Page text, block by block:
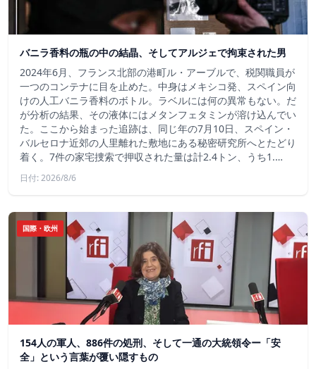
バニラ香料の瓶の中の結晶、そしてアルジェで拘束された男
2024年6月、フランス北部の港町ル・アーブルで、税関職員が
一つのコンテナに目を止めた。中身はメキシコ発、スペイン向
けの人工バニラ香料のボトル。ラベルには何の異常もない。だ
が分析の結果、その液体にはメタンフェタミンが溶け込んでい
た。ここから始まった追跡は、同じ年の7月10日、スペイン・
バルセロナ近郊の人里離れた敷地にある秘密研究所へとたどり
着く。7件の家宅捜索で押収された量は計2.4トン、うち1.…
日付: 2026/8/6
国際・欧州
154人の軍人、886件の処刑、そして一通の大統領令ー「安
全」という言葉が覆い隠すもの